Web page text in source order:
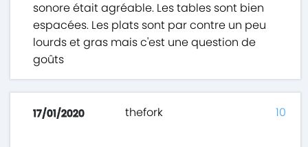
sonore était agréable. Les tables sont bien
espacées. Les plats sont par contre un peu
lourds et gras mais c'est une question de
goûts
17/01/2020 thefork 10